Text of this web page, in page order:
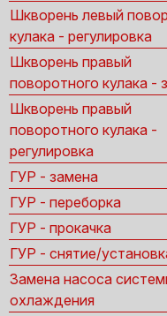
Шкворень левый
кулака - регулировка
Шкворень правый
поворотного кулака -
Шкворень правый
поворотного кулака -
регулировка
ГУР - замена
ГУР - переборка
ГУР - прокачка
ГУР - снятие/
Замена насоса
охлаждения